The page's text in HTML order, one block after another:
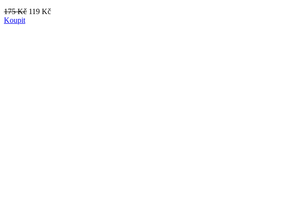
175 Kč 119 Kč
Koupit